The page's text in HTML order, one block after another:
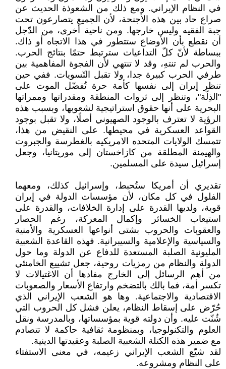
في النظام الإيراني. ومع ذلك من الشعوذة الحديث عن
صراع حاد بين هذه الأجنحة، لأن الجميع يتصارعون تحت
جبة الفقيه وليس خارجها. ومن ناحية أخرى، من الدّجل
أن نقطع بأن الأوضاع ستتطور في هذا الاتجاه أو ذاك.
ببساطة لأنّ كلّ التداعيات سترتبط حتمًا بنتائج الحرب.
والحرب لم تنتهِ، وقد لا تنتهي لأن الفجوة المفاهمية بين
طرفي الحرب كبيرة جدا، ولا تقبل التّسويات. ففي حين
تنظر إيران إلى نفسها كأمة حرة تُفضّل الموت على
"الذِلّة"، وتنظر إلى ثروات المنطقة ومقدراتها وممراتها
البحرية على أنها حقوق استراتيجية لشعوبها، وبسبب هذه
الرؤية لا تعترف بالوجود الصهيوني أصلًا، ولا تقبل بوجود
القواعد العسكرية في محيطها. على النقيض من هذا،
تتمسك الولايات المتحده الامريكيه بالغطرسة والجبروت
والهيمنة المطلقة من كازاخستان إلى موريتانيا، وجعل
إسرائيل سيدة على المسلمين.
تقديري أن أمريكا ستُحبط، وإسرائيل كذلك، ومعهما
الفلول في كل مكان، لأن مؤسسات الدولة في إيران
قوية، ولديها القدرة على إدارة الخلافات، والقدرة على
استيعاب الخسائر وإكمال المعركة، رغم الحصار
والعقوبات والحروب بشتى أنواعها العسكرية والأمنية
والسياسية والإعلامية والسيبرانية. فهذه القاعدة الشعبية
المليونية الصلبة المستعدة للدفاع عن الدولة وما حول
الدولة والنظام من رمزيات روحية، جعل تشييع الخامنئي
من أهم الرسائل إلى الخارج مفادها أن الاغتيالات لا
تكسر أمة، فما بالك بالتضخم وارتفاع الأسعار والصعوبات
الاقتصادية والاجتماعية. وها هو الشعب الإيراني الذي
حُرّض على إسقاط النظام، يعلن فشل كل الحروب التي
شُنّت عليه. وأن دولته قوية بمؤسساتها، وبالمدرسة ونقل
العلوم والتكنولوجيا، وبمنظومة ثقافية حاكمة لا تتصادم
مع ضمير هذه الكتلة الشعبية الصلبة وعقيدتها الدينية.
لقد شيّع الشعب الإيراني زعيمه، في معنى الاستفتاء
على النظام ومشروعه.